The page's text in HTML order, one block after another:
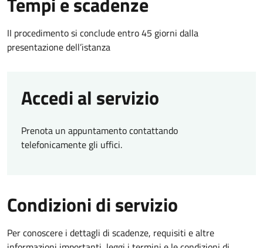
II procedimento si conclude entro 45 giorni dalla
presentazione dell’istanza
Accedi al servizio
Prenota un appuntamento contattando
telefonicamente gli uffici.
Condizioni di servizio
Per conoscere i dettagli di scadenze, requisiti e altre